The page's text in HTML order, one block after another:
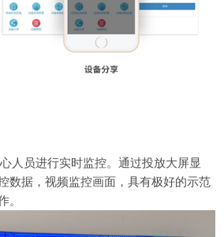
员进行实时监控。通过投放大屏显
数据，视频监控画面，具有极好的示范
作。